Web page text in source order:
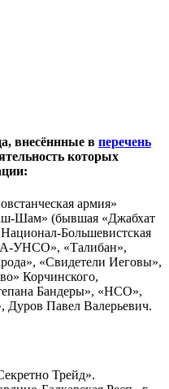
внесённные в перечень
которых
армия»
Шам» (бывшая «Джабхат
Большевистская
УНСО», «Талибан»,
«Свидетели Иеговы»,
Корчинского,
Бандеры», «НСО»,
Дуров Павел Валерьевич.
Трейд».